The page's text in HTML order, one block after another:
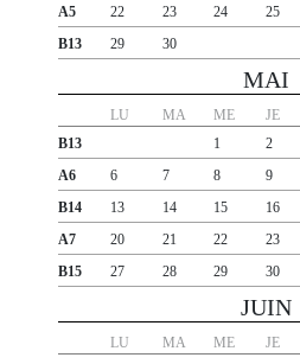
A5
22 23 24 25
B13
29 30
MAI
LU MA ME JE
B13
1 2
A6
6 7 8 9
B14
13 14 15 16
A7
20 21 22 23
B15
27 28 29 30
JUIN
LU MA ME JE